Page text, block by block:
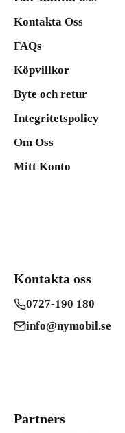
Kontakta Oss
FAQs
Köpvillkor
Byte och retur
Integritetspolicy
Om Oss
Mitt Konto
Kontakta oss
0727-190 180
info@nymobil.se
Partners